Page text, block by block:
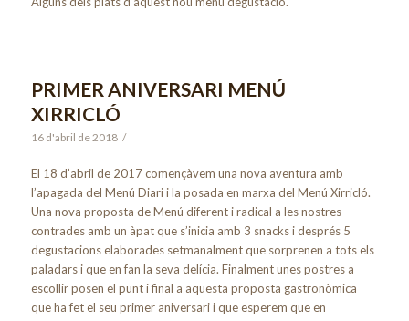
PRIMER ANIVERSARI MENÚ
XIRRICLÓ
16 d'abril de 2018 /
El 18 d’abril de 2017 començàvem una nova aventura amb
l’apagada del Menú Diari i la posada en marxa del Menú Xirricló.
Una nova proposta de Menú diferent i radical a les nostres
contrades amb un àpat que s’inicia amb 3 snacks i després 5
degustacions elaborades setmanalment que sorprenen a tots els
paladars i que en fan la seva delícia. Finalment unes postres a
escollir posen el punt i final a aquesta proposta gastronòmica
que ha fet el seu primer aniversari i que esperem que en